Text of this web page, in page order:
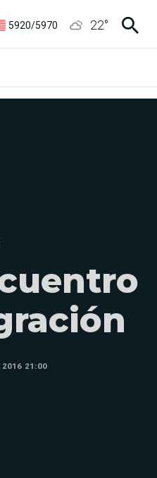
5920/5970
5920/5970
22°
2016 21:00